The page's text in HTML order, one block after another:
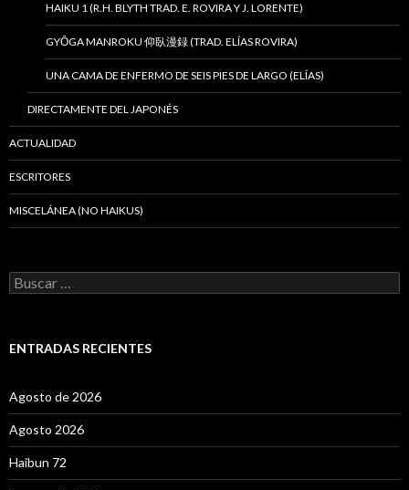
HAIKU 1 (R.H. BLYTH TRAD. E. ROVIRA Y J. LORENTE)
GYŌGA MANROKU 仰臥漫録 (TRAD. ELÍAS ROVIRA)
UNA CAMA DE ENFERMO DE SEIS PIES DE LARGO (ELÍAS)
DIRECTAMENTE DEL JAPONÉS
ACTUALIDAD
ESCRITORES
MISCELÁNEA (NO HAIKUS)
B
u
a
ENTRADAS RECIENTES
Agosto de 2026
Agosto 2026
Haibun 72